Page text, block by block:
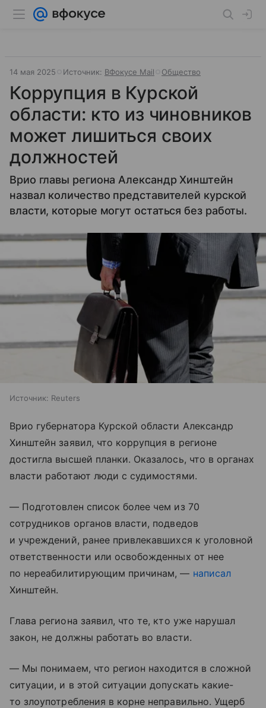
14 мая 2025 Источник: ВФокусе Mail Общество
Коррупция в Курской
области: кто из чиновников
может лишиться своих
должностей
Врио главы региона Александр Хинштейн
назвал количество представителей курской
власти, которые могут остаться без работы.
Источник: Reuters
Врио губернатора Курской области Александр
Хинштейн заявил, что коррупция в регионе
достигла высшей планки. Оказалось, что в органах
власти работают люди с судимостями.
— Подготовлен список более чем из 70
сотрудников органов власти, подведов
и учреждений, ранее привлекавшихся к уголовной
ответственности или освобожденных от нее
по нереабилитирующим причинам, — написал
Хинштейн.
Глава региона заявил, что те, кто уже нарушал
закон, не должны работать во власти.
— Мы понимаем, что регион находится в сложной
ситуации, и в этой ситуации допускать какие-
то злоупотребления в корне неправильно. Ущерб